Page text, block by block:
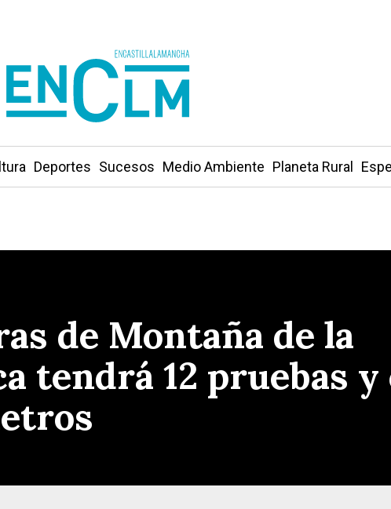
Deportes Sucesos Medio Ambiente Planeta Rural
de Montaña de la
tendrá 12 pruebas